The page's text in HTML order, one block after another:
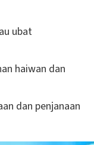
ubat
haiwan dan
dan penjanaan